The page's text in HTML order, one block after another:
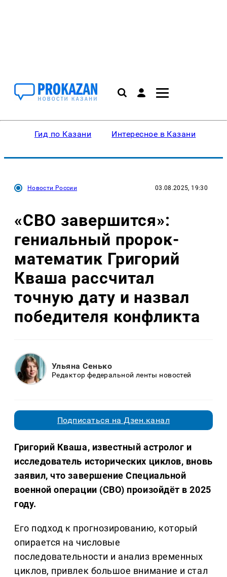
Гид по Казани Интересное в Казани
Новости России 03.08.2025, 19:30
«СВО завершится»:
гениальный пророк-
математик Григорий
Кваша рассчитал
точную дату и назвал
победителя конфликта
Ульяна Сенько
Редактор федеральной ленты новостей
Подписаться на Дзен.канал
Григорий Кваша, известный астролог и
исследователь исторических циклов, вновь
заявил, что завершение Специальной
военной операции (СВО) произойдёт в 2025
году.
Его подход к прогнозированию, который
опирается на числовые
последовательности и анализ временных
циклов, привлек большое внимание и стал